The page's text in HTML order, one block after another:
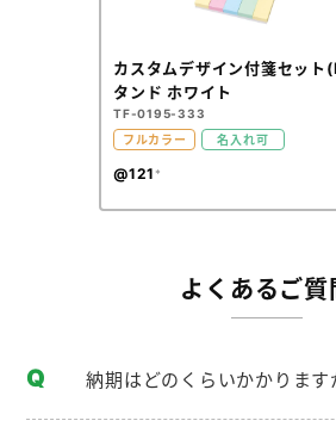
カスタムデザイン付箋セット
タンド ホワイト
TF-0195-333
フルカラー
名入れ可
@121
よくあるご質
納期はどのくらいかかります